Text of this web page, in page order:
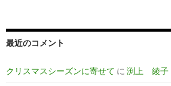
最近のコメント
クリスマスシーズンに寄せて に 渕上 綾子